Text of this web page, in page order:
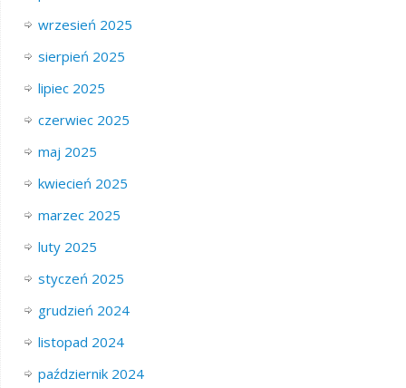
wrzesień 2025
sierpień 2025
lipiec 2025
czerwiec 2025
maj 2025
kwiecień 2025
marzec 2025
luty 2025
styczeń 2025
grudzień 2024
listopad 2024
październik 2024